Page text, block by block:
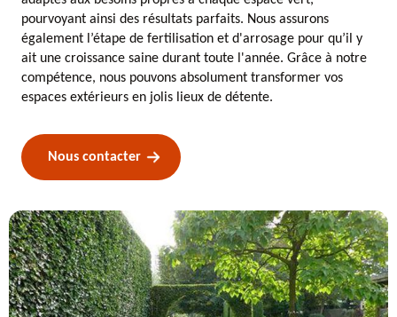
pourvoyant ainsi des résultats parfaits. Nous assurons
également l’étape de fertilisation et d'arrosage pour qu’il y
ait une croissance saine durant toute l'année. Grâce à notre
compétence, nous pouvons absolument transformer vos
espaces extérieurs en jolis lieux de détente.
Nous contacter